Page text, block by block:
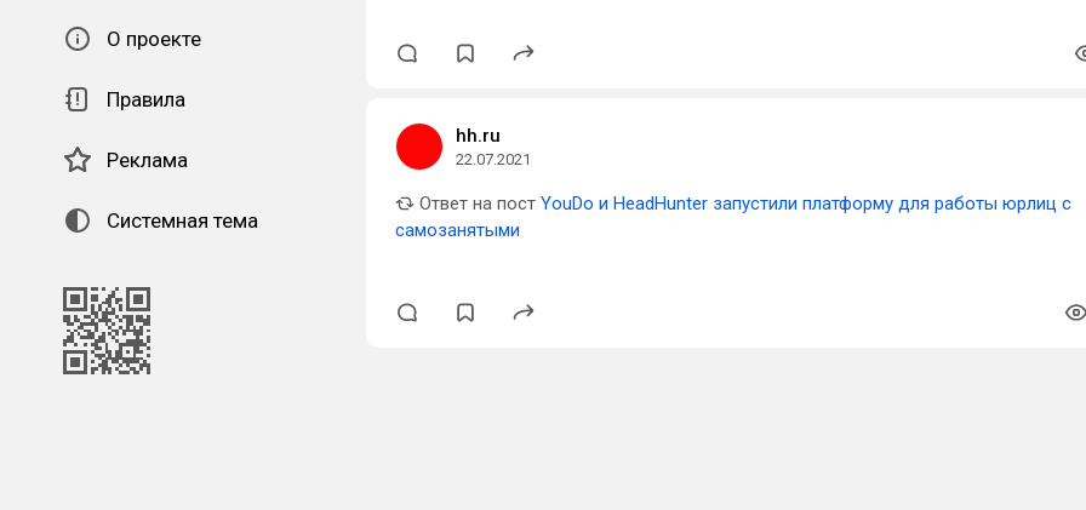
О проекте
Правила
Реклама
Системная тема
hh.ru
22.07.2021
Ответ на пост YouDo и HeadHunter запустили платформу для работы юрлиц с
самозанятыми